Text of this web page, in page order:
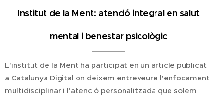
Institut de la Ment: atenció integral en salut
mental i benestar psicològic
L'institut de la Ment ha participat en un article publicat
a Catalunya Digital on deixem entreveure l'enfocament
multidisciplinar i l'atenció personalitzada que solem